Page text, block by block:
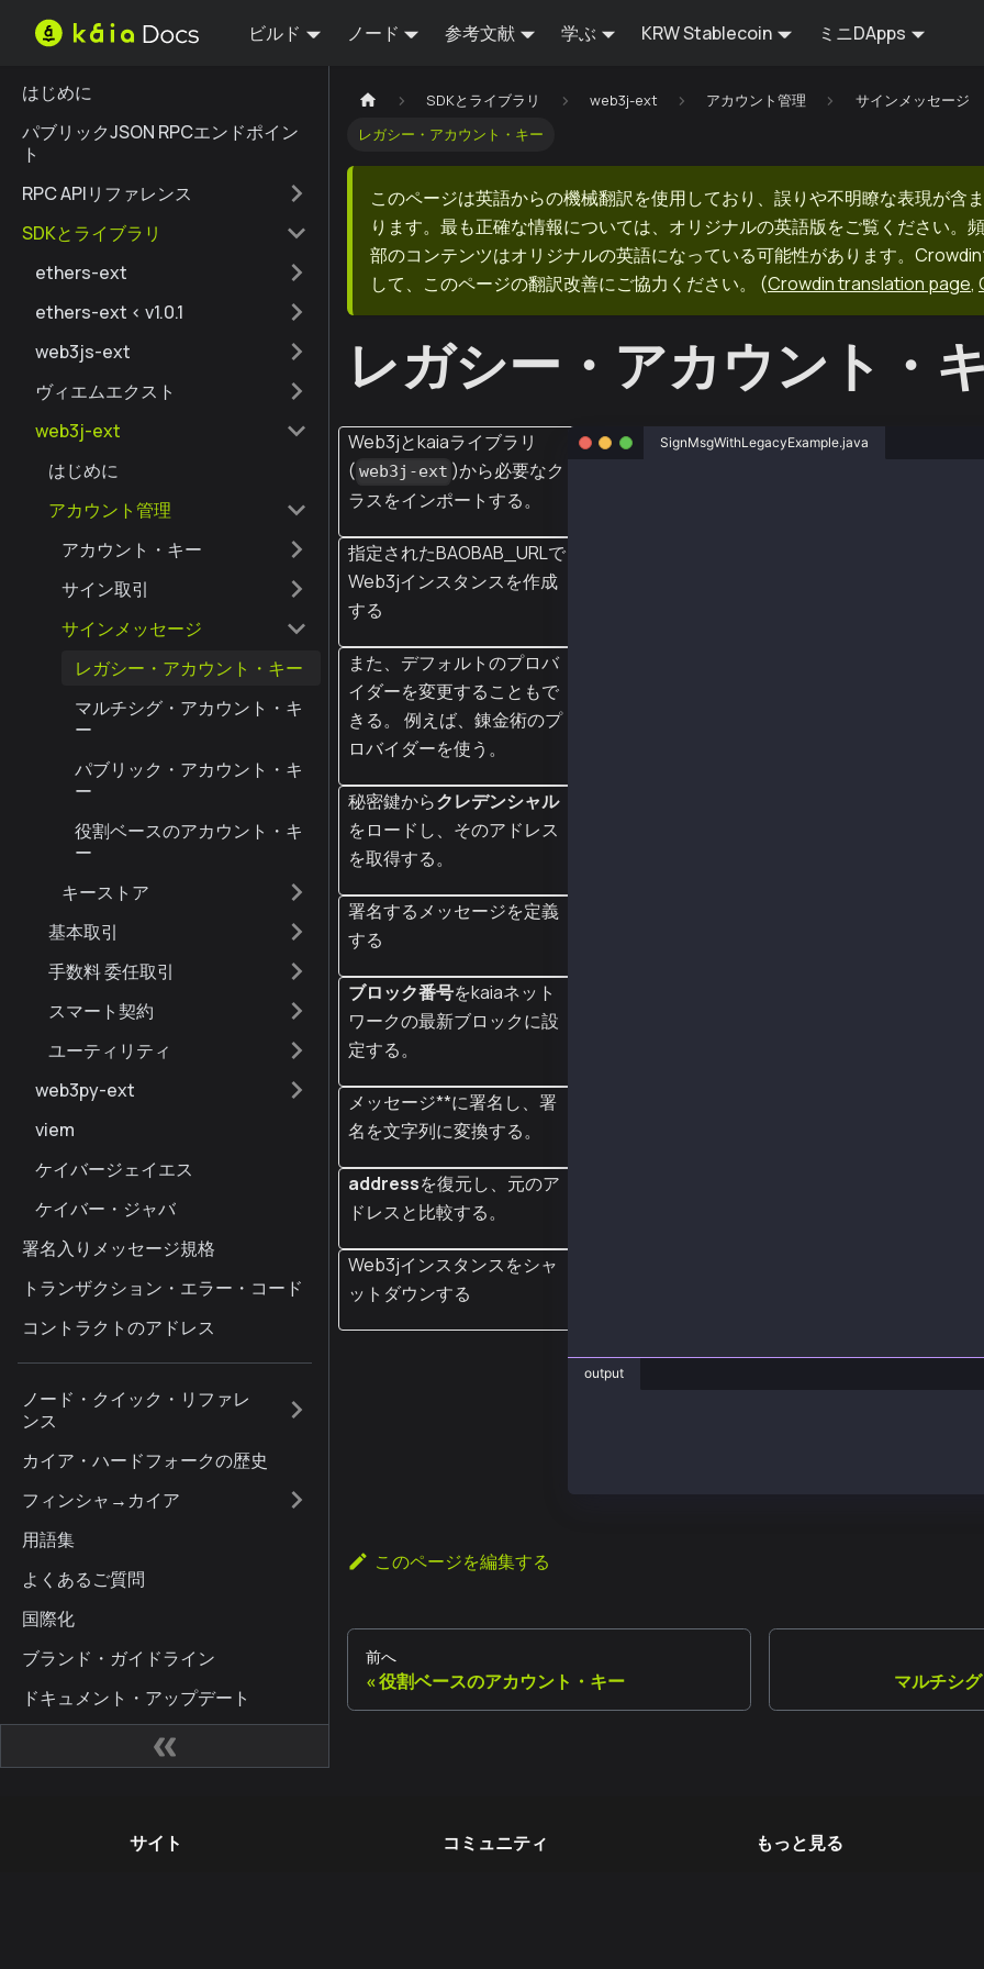
ビルド ノード 参考文献 学ぶ KRW Stablecoin ミニDApps
はじめに
パブリックJSON RPCエンドポイン
ト
RPC APIリファレンス
SDKとライブラリ
ethers-ext
ethers-ext < v1.0.1
web3js-ext
ヴィエムエクスト
web3j-ext
はじめに
アカウント管理
アカウント・キー
サイン取引
サインメッセージ
レガシー・アカウント・キー
マルチシグ・アカウント・キ
ー
パブリック・アカウント・キ
ー
役割ベースのアカウント・キ
ー
キーストア
基本取引
手数料 委任取引
スマート契約
ユーティリティ
web3py-ext
viem
ケイバージェイエス
ケイバー・ジャバ
署名入りメッセージ規格
トランザクション・エラー・コード
コントラクトのアドレス
ノード・クイック・リファレ
ンス
カイア・ハードフォークの歴史
フィンシャ→カイア
用語集
よくあるご質問
国際化
ブランド・ガイドライン
ドキュメント・アップデート
SDKとライブラリ web3j-ext アカウント管理
サインメッセージ
レガシー・アカウント・キー
このページは英語からの機械翻訳を使用しており、誤りや不明瞭な表現が含
ります。最も正確な情報については、オリジナルの英語版をご覧ください。
部のコンテンツはオリジナルの英語になっている可能性があります。
して、このページの翻訳改善にご協力ください。
(Crowdin translation page,
レガシー・アカウント・
Web3jとkaiaライブラリ
( web3j-ext )から必要なク
ラスをインポートする。
指定されたBAOBAB_URLで
Web3jインスタンスを作成
する
また、デフォルトのプロバ
イダーを変更することもで
きる。 例えば、錬金術のプ
ロバイダーを使う。
秘密鍵からクレデンシャル
をロードし、そのアドレス
を取得する。
署名するメッセージを定義
する
ブロック番号をkaiaネット
ワークの最新ブロックに設
定する。
メッセージ**に署名し、署
名を文字列に変換する。
addressを復元し、元のア
ドレスと比較する。
Web3jインスタンスをシャ
ットダウンする
SignMsgWithLegacyExample.java
output
このページを編集する
前へ
役割ベースのアカウント・キー マルチシ
サイト
コミュニティ
もっと見る